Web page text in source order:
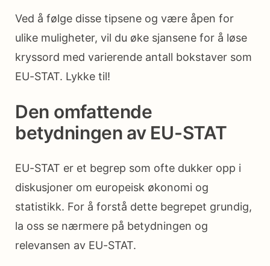
Ved å følge disse tipsene og være åpen for
ulike muligheter, vil du øke sjansene for å løse
kryssord med varierende antall bokstaver som
EU-STAT. Lykke til!
Den omfattende
betydningen av EU-STAT
EU-STAT er et begrep som ofte dukker opp i
diskusjoner om europeisk økonomi og
statistikk. For å forstå dette begrepet grundig,
la oss se nærmere på betydningen og
relevansen av EU-STAT.